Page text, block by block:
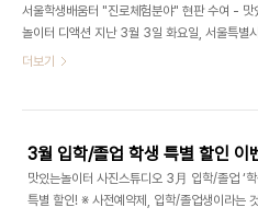
를 듣고자 특별히 선발된 1,2,3학년 21명의 학
이 골고루 앉아 있었습니다. 동아리 학생들이 본
이 제작한 영상을 즐겁게 보고있습니다. 디액션
ceo@deliciousaction.com
서울학생배움터 "진로체험분야" 현판 수여 - 맛
놀이터 디액션 지난 3월 3일 화요일, 서울특별
육청에서는 서울학생들에게 다양하고 유익한 직업
조성하기 위해 교육기부에 참가한 저희 디액션에
감사의 마음을 전했습니다. 맛있는놀이터는 문화
술복합라운지로 문화와 예술이 공존하는 곳이며,
튜디오와 강연, 파티 및 다목적 공간대여가 가능
더보기
3월 입학/졸업 학생 특별 할인 이
맛있는놀이터 사진스튜디오 3月 입학/졸업 ‘학
특별 할인! ※ 사전예약제, 입학/졸업생이라는